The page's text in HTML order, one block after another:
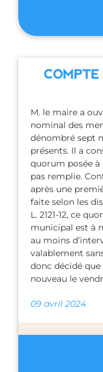
M. le maire a
nominal des
dénombré sept
présents. Il a
quorum posée à
pas remplie.
après une
faite selon les
L. 2121-12, ce
municipal est à
au moins
valablement
donc décidé
nouveau le
09 avril 2024